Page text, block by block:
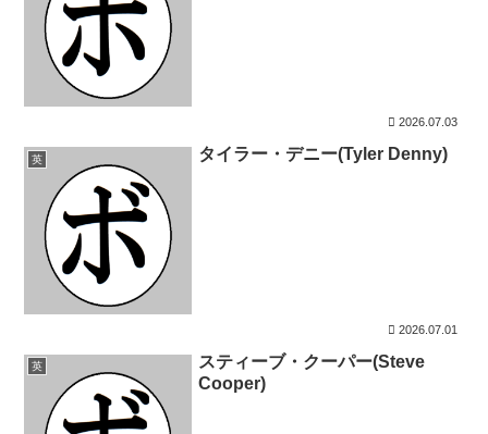
2026.07.03
英 タイラー・デニー(Tyler Denny)
2026.07.01
英
スティーブ・クーパー(Steve
Cooper)